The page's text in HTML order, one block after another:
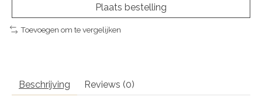
Plaats bestelling
Toevoegen om te vergelijken
Beschrijving Reviews (0)